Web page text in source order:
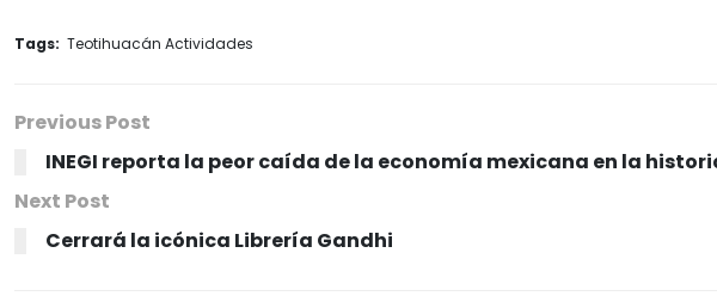
Tags: Teotihuacán Actividades
Previous Post
INEGI reporta la peor caída de la economía mexicana en la
Next Post
Cerrará la icónica Librería Gandhi